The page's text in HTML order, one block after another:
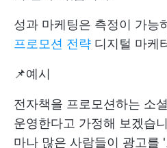
성과 마케팅은 측정이 가능
프로모션 전략 디지털 마케
📌예시
전자책을 프로모션하는 소
운영한다고 가정해 보겠습
마나 많은 사람들이 광고를